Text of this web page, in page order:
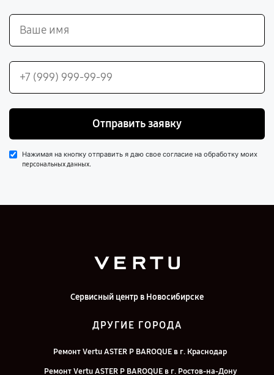
Отправить заявку
Нажимая на кнопку отправить я даю свое согласие на обработку моих
персональных данных.
Сервисный центр в Новосибирске
ДРУГИЕ ГОРОДА
Ремонт Vertu ASTER P BAROQUE в г. Краснодар
Ремонт Vertu ASTER P BAROQUE в г. Ростов-на-Дону